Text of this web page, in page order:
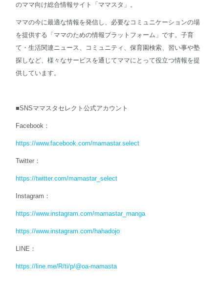
のママ向け総合情報サイト「ママスタ」。
ママの今に最適な情報を発信し、必要なコミュニケーションの場
を提供する「ママのための情報プラットフォーム」です。子育
て・生活関連ニュース、コミュニティ、保育園検索、習い事や塾
探しなど、様々なサービスを通じてママにとって役立つ情報を提
供しています。
■SNSママスタセレクト公式アカウント
Facebook：
https://www.facebook.com/mamastar.select
Twitter：
https://twitter.com/mamastar_select
Instagram：
https://www.instagram.com/mamastar_manga
https://www.instagram.com/hahadojo
LINE：
https://line.me/R/ti/p/@oa-mamasta